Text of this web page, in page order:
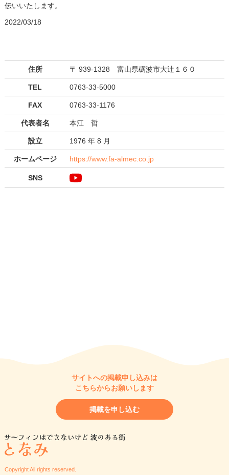
伝いいたします。
2022/03/18
住所 〒 939-1328 富山県砺波市大辻１６０
TEL 0763-33-5000
FAX 0763-33-1176
代表者名 本江 哲
設立 1976 年 8 月
ホームページ https://www.fa-almec.co.jp
SNS
サイトへの掲載申し込みは
こちらからお願いします
掲載を申し込む
Copyright All rights reserved.